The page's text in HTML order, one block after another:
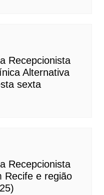
Recepcionista
Alternativa
sexta
Recepcionista
Recife e região